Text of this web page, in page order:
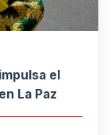
el
La Paz